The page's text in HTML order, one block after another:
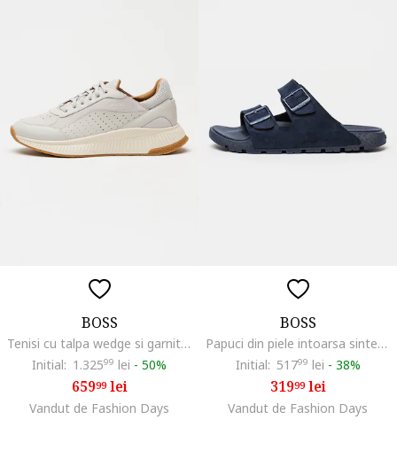
BOSS
Tenisi cu talpa wedge si garnituri din piele intoarsa, Gri cenusiu
Initial: 1.32599 lei - 50%
65999lei
Vandut de Fashion Days
BOSS
Papuci din piele intoarsa sintetica cu catarama Surfley, Bleumarin
Initial: 51799 lei - 38%
31999lei
Vandut de Fashion Days